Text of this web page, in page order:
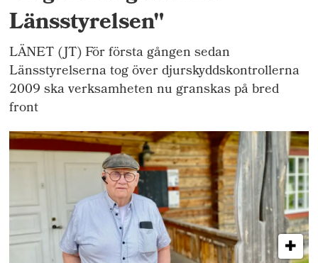
Länsstyrelsen"
LÄNET (JT) För första gången sedan
Länsstyrelserna tog över djurskyddskontrollerna
2009 ska verksamheten nu granskas på bred
front